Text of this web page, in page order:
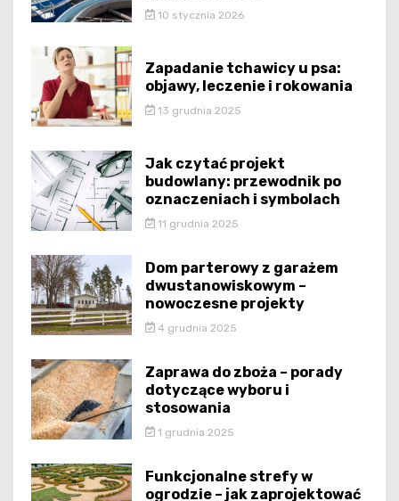
10 stycznia 2026
Zapadanie tchawicy u psa:
objawy, leczenie i rokowania
13 grudnia 2025
Jak czytać projekt
budowlany: przewodnik po
oznaczeniach i symbolach
11 grudnia 2025
Dom parterowy z garażem
dwustanowiskowym –
nowoczesne projekty
4 grudnia 2025
Zaprawa do zboża – porady
dotyczące wyboru i
stosowania
1 grudnia 2025
Funkcjonalne strefy w
ogrodzie – jak zaprojektować